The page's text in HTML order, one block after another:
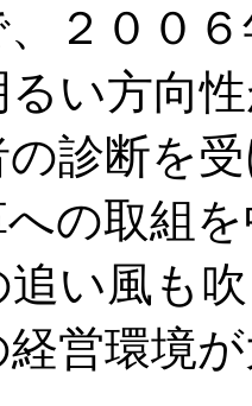
２００
るい方向
診断を
の取組
い風も
営環境